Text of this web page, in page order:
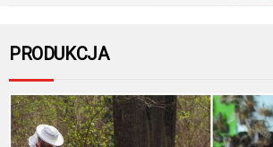
PRODUKCJA